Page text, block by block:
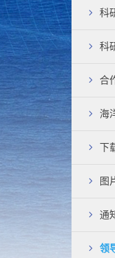
科
科
合
海
下
图
通
领